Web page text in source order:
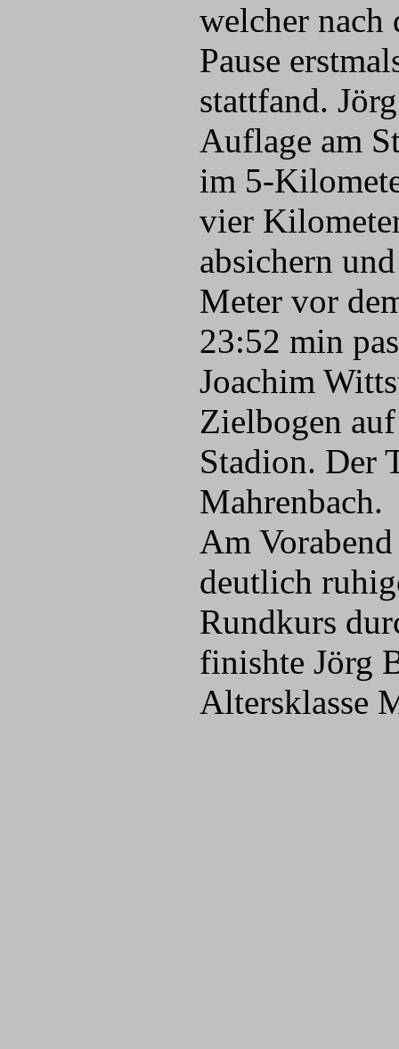
welcher nach
Pause
stattfand.
Auflage am
im 5-
vier
absichern
Meter vor
23:52 min
Joachim
Zielbogen
Stadion. Der
Mahrenbach.
Am
deutlich
Rundkurs
finishte Jörg
Altersklasse